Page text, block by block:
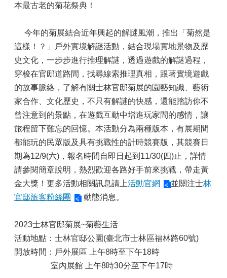
本最古老的菊花祭典！
今年的菊展結合近年興起的解謎風潮，推出「菊然是
這樣！？」戶外實境解謎活動，結合現場實地景物及歷
史文化，一步步進行推理解謎，透過遊戲的解謎過程，
穿梭在官邸道路間，找尋線索推理真相，跟著實境遊戲
的故事脈絡，了解有關士林官邸菊展的園藝知識、藝術
家合作、文化歷史，不只有解謎的快感，還能踏訪你不
曾注意到的景點，在遊戲互動中增進玩家間的感情，讓
旅程留下難忘的回憶。本活動分為兩種版本，有展期間
都能玩的民眾版及具有挑戰性的計時競賽版，其競賽日
期為12/9(六)，報名時間自即日起到11/30(四)止，詳情
請參閱簡章說明，熱烈歡迎各路好手前來挑戰，帶走黃
金大獎！更多活動相關訊息請上活動官網 並關注士林
官邸旅客粉絲團
動態消息。
2023士林官邸菊展~菊藝生活
活動地點：士林官邸公園(臺北市士林區福林路60號)
開放時間：戶外展區 上午8時至下午18時
室內展館 上午8時30分至下午17時